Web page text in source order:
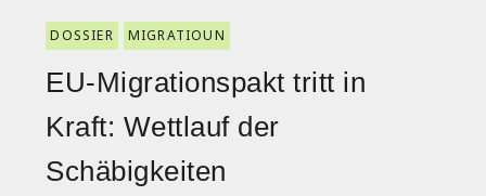
DOSSIER MIGRATIOUN
EU-Migrationspakt tritt in
Kraft: Wettlauf der
Schäbigkeiten